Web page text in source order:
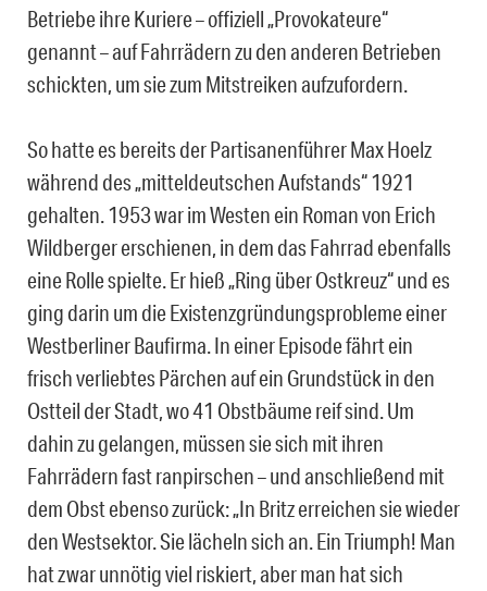
Betriebe ihre Kuriere – offiziell „Provokateure“
genannt – auf Fahrrädern zu den anderen Betrieben
schickten, um sie zum Mitstreiken aufzufordern.
So hatte es bereits der Partisanenführer Max Hoelz
während des „mitteldeutschen Aufstands“ 1921
gehalten. 1953 war im Westen ein Roman von Erich
Wildberger erschienen, in dem das Fahrrad ebenfalls
eine Rolle spielte. Er hieß „Ring über Ostkreuz“ und es
ging darin um die Existenzgründungsprobleme einer
Westberliner Baufirma. In einer Episode fährt ein
frisch verliebtes Pärchen auf ein Grundstück in den
Ostteil der Stadt, wo 41 Obstbäume reif sind. Um
dahin zu gelangen, müssen sie sich mit ihren
Fahrrädern fast ranpirschen – und anschließend mit
dem Obst ebenso zurück: „In Britz erreichen sie wieder
den Westsektor. Sie lächeln sich an. Ein Triumph! Man
hat zwar unnötig viel riskiert, aber man hat sich